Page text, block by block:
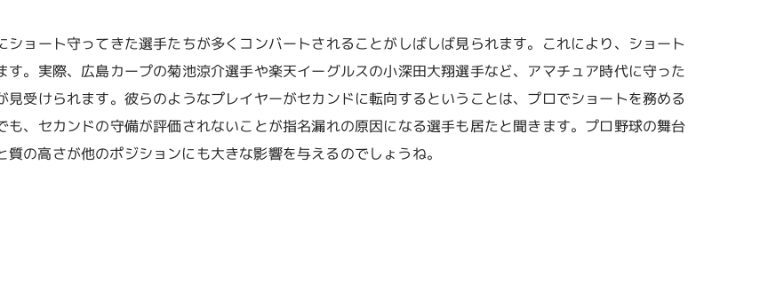
ョート守ってきた選手たちが多くコンバートされることがしばしば見られます。これにより、ショート
。実際、広島カープの菊池涼介選手や楽天イーグルスの小深田大翔選手など、アマチュア時代に守った
受けられます。彼らのようなプレイヤーがセカンドに転向するということは、プロでショートを務める
、セカンドの守備が評価されないことが指名漏れの原因になる選手も居たと聞きます。プロ野球の舞台
の高さが他のポジションにも大きな影響を与えるのでしょうね。